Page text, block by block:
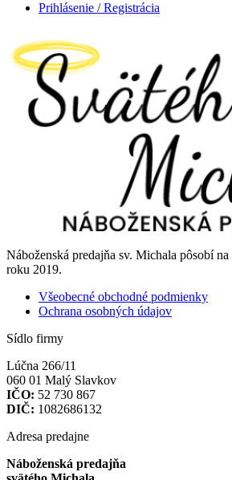
Prihlásenie / Registrácia
Náboženská predajňa sv. Michala pôsobí
roku 2019.
Všeobecné obchodné podmienky
Ochrana osobných údajov
Sídlo firmy
Lúčna 266/11
060 01 Malý Slavkov
IČO: 52 730 867
DIČ: 1082686132
Adresa predajne
Náboženská predajňa